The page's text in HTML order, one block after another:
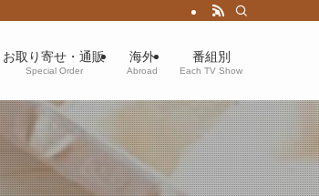
お取り寄せ・通販
Special Order
海外
Abroad
番組別
Each TV Show